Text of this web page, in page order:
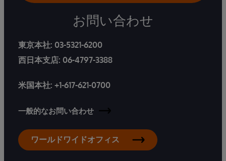
お問い合わせ
東京本社: 03-5321-6200
西日本支店: 06-4797-3388
米国本社: +1-617-621-0700
一般的なお問い合わせ
ワールドワイドオフィス